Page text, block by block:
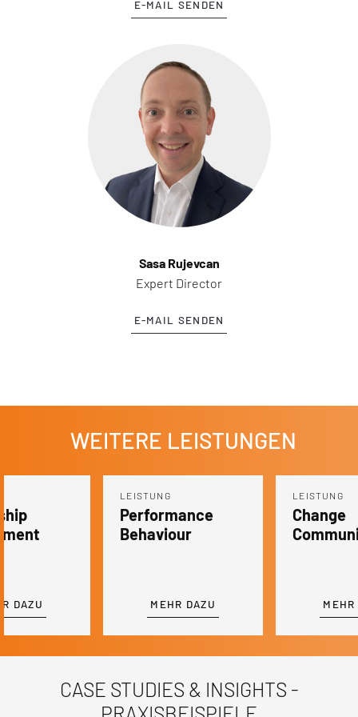
E-MAIL SENDEN
Sasa Rujevcan
Expert Director
E-MAIL SENDEN
WEITERE LEISTUNGEN
DAZU
LEISTUNG
Change
Communication
MEHR DAZU
LEISTUNG
Change
CASE STUDIES & INSIGHTS -